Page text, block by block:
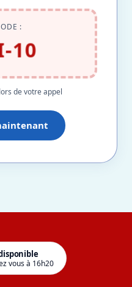
:
10
de votre appel
vous à 16h20